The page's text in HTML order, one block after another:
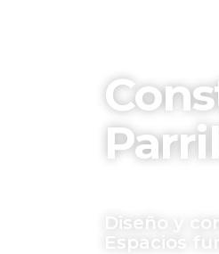
Diseño y
Espacios